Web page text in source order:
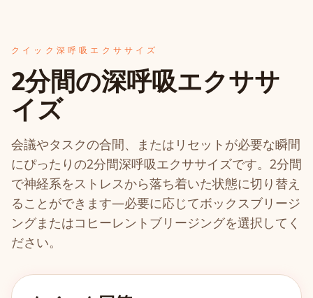
クイック深呼吸エクササイズ
2分間の深呼吸エクササ
イズ
会議やタスクの合間、またはリセットが必要な瞬間
にぴったりの2分間深呼吸エクササイズです。2分間
で神経系をストレスから落ち着いた状態に切り替え
ることができます—必要に応じてボックスブリージ
ングまたはコヒーレントブリージングを選択してく
ださい。